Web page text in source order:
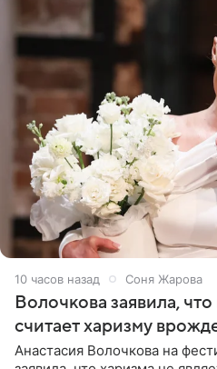
10 часов назад Соня Жарова
Волочкова заявила, что
считает харизму
Анастасия Волочкова на